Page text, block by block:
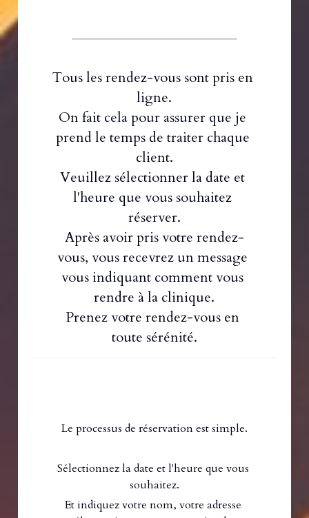
Tous les rendez-vous sont pris en
ligne.
On fait cela pour assurer que je
prend le temps de traiter chaque
client.
Veuillez sélectionner la date et
l'heure que vous souhaitez
réserver.
Après avoir pris votre rendez-
vous, vous recevrez un message
vous indiquant comment vous
rendre à la clinique.
Prenez votre rendez-vous en
toute sérénité.
Le processus de réservation est simple.
Sélectionnez la date et l'heure que vous
souhaitez.
Et indiquez votre nom, votre adresse